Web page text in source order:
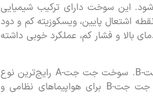
این سوخت دارای ترکیب شیمیایی
اشتعال پایین، ویسکوزیته کم و دود
بالا و فشار کم، عملکرد خوبی داشته
سوخت جت به دو دسته کلی تقسیم می‌شود: سوخت جت جت-A و سوخت جت جت-B. سوخت جت جت-A رایج‌ترین نوع
سوخت جت است و برای اکثر هواپیماهای جت تجاری استفاده می‌شود. سوخت جت جت-B برای هواپیماهای نظامی و